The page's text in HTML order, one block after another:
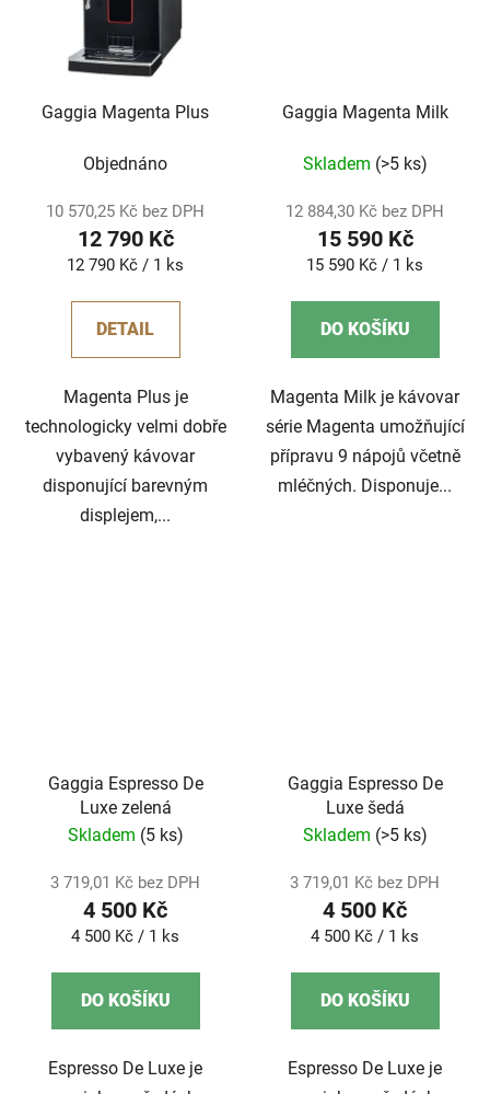
Gaggia Magenta Plus
Objednáno
10 570,25 Kč bez DPH
12 790 Kč
Měrná
12 790 Kč / 1 ks
DETAIL
Magenta Plus je
technologicky velmi dobře
vybavený kávovar
disponující barevným
displejem,...
Gaggia Magenta Milk
Skladem (>5 ks)
12 884,30 Kč bez DPH
15 590 Kč
Měrná
15 590 Kč / 1 ks
DO KOŠÍKU
Magenta Milk je kávovar
série Magenta umožňující
přípravu 9 nápojů včetně
mléčných. Disponuje...
Gaggia Espresso De
Luxe zelená
Skladem (5 ks)
3 719,01 Kč bez DPH
4 500 Kč
Měrná
4 500 Kč / 1 ks
DO KOŠÍKU
Espresso De Luxe je
Gaggia Espresso De
Luxe šedá
Skladem (>5 ks)
3 719,01 Kč bez DPH
4 500 Kč
Měrná
4 500 Kč / 1 ks
DO KOŠÍKU
Espresso De Luxe je